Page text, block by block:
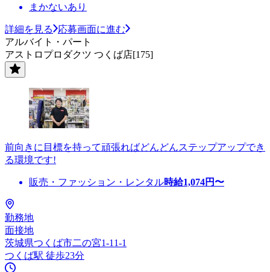
まかないあり
詳細を見る
応募画面に進む
アルバイト・パート
アストロプロダクツ つくば店[175]
前向きに目標を持って頑張ればどんどんステップアップでき
る環境です!
販売・ファッション・レンタル時給1,074円〜
勤務地
面接地
茨城県つくば市二の宮1-11-1
つくば駅 徒歩23分